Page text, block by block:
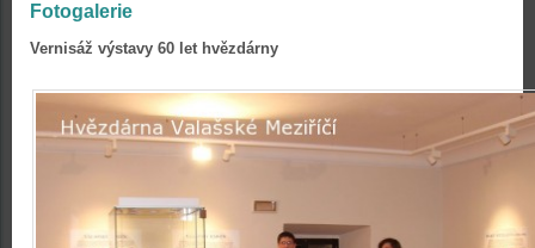
Fotogalerie
Vernisáž výstavy 60 let hvězdárny